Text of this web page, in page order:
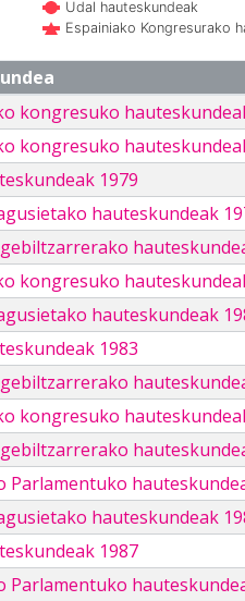
Udal hauteskundeak
Espainiako Kongresurako
kongresuko
kongresuko
1979
hauteskundeak
kongresuko
hauteskundeak
1983
kongresuko
Parlamentuko
hauteskundeak
1987
Parlamentuko